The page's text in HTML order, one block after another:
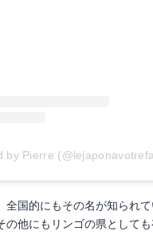
by Pierre
全国的にもその名が知られ
の他にもリンゴの県として